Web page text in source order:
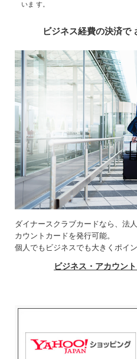
いま す。
ビジネス経費の決済で
ダイナースクラブカードなら、法
カウントカードを発行可能。
個人でもビジネスでも大きくポイ
ビジネス・アカウン